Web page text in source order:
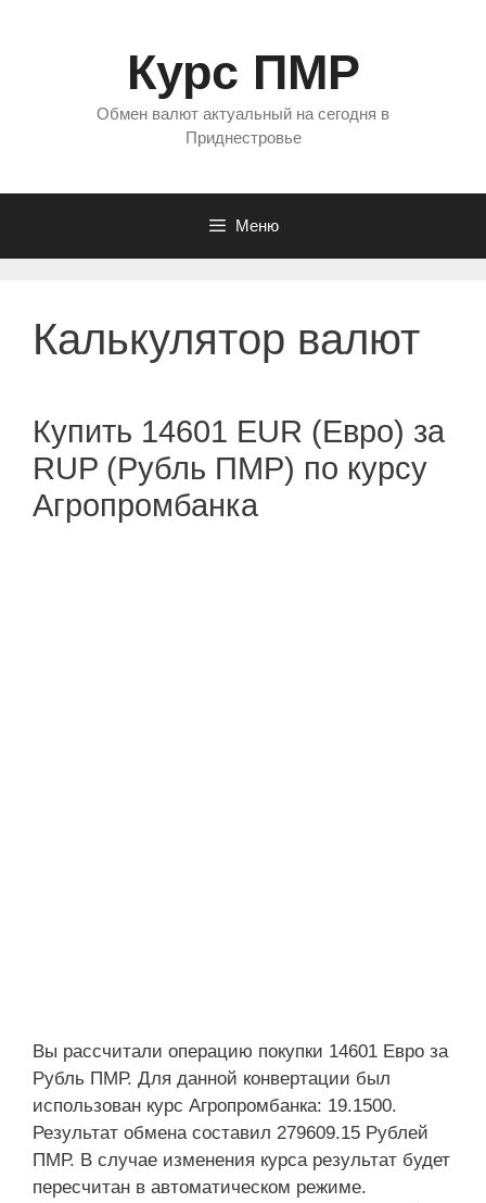
Курс ПМР
Обмен валют актуальный на сегодня в
Приднестровье
Меню
Калькулятор валют
Купить 14601 EUR (Евро) за
RUP (Рубль ПМР) по курсу
Агропромбанка
Вы рассчитали операцию покупки 14601 Евро за
Рубль ПМР. Для данной конвертации был
использован курс Агропромбанка: 19.1500.
Результат обмена составил 279609.15 Рублей
ПМР. В случае изменения курса результат будет
пересчитан в автоматическом режиме.